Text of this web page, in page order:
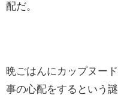
配だ。
晩ごはんにカップヌー
事の心配をするという謎